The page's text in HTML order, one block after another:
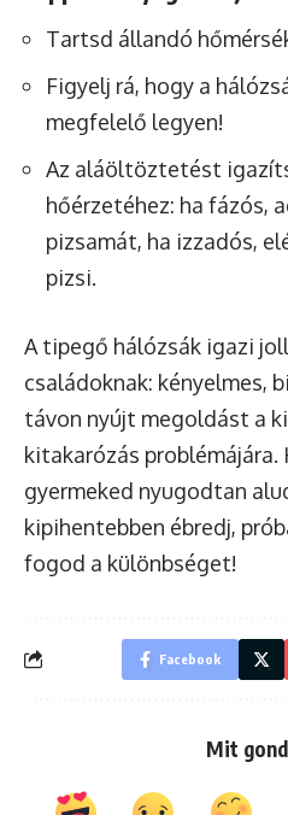
Tartsd állandó
Figyelj rá, hogy a
megfelelő legyen!
Az aláöltöztetést
hőérzetéhez: ha fázós,
pizsamát, ha izzadós,
pizsi.
A tipegő hálózsák igazi
családoknak: kényelmes,
távon nyújt megoldást a
kitakarózás problémájára.
gyermeked nyugodtan
kipihentebben ébredj,
fogod a különbséget!
Facebook
Mit